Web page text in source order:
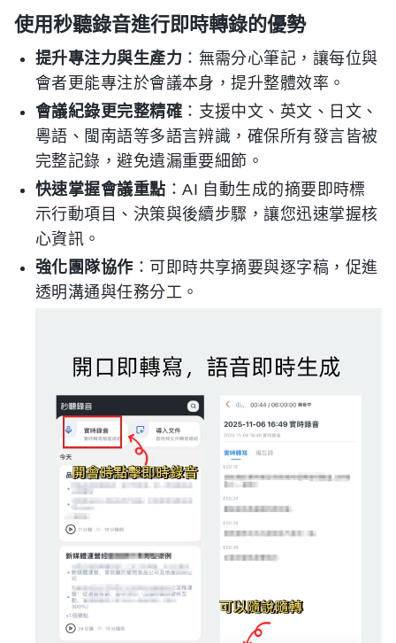
使用秒聽錄音進行即時轉錄的優勢
提升專注力與生產力 ：無需分心筆記，讓每位與
會者更能專注於會議本身，提升整體效率。
會議紀錄更完整精確 ：支援中文、英文、日文、
粵語、閩南語等多語言辨識，確保所有發言皆被
完整記錄，避免遺漏重要細節。
快速掌握會議重點 ：AI 自動生成的摘要即時標
示行動項目、決策與後續步驟，讓您迅速掌握核
心資訊。
強化團隊協作 ：可即時共享摘要與逐字稿，促進
透明溝通與任務分工。